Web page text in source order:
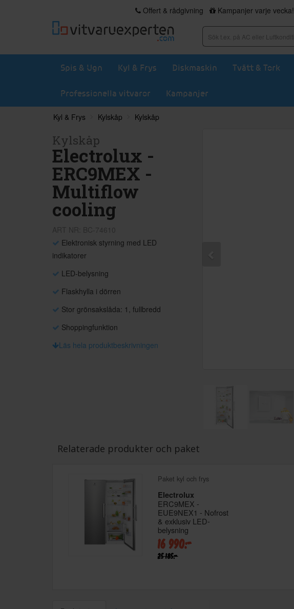
Offert & rådgivning Kampanjer varje vecka!
Spis & Ugn Kyl & Frys Diskmaskin Tvätt & Tork
Professionella vitvaror Kampanjer
Kyl & Frys Kylskåp Kylskåp
Kylskåp
Electrolux -
ERC9MEX -
Multiflow
cooling
Elektronisk styrning med LED
indikatorer
LED-belysning
Flaskhylla i dörren
Stor grönsakslåda: 1, fullbredd
Shoppingfunktion
Läs hela produktbeskrivningen
Relaterade produkter och paket
Paket kyl och frys
Electrolux
ERC9MEX -
EUE9NEX1 - Nofrost
& exklusiv LED-
belysning
16 990:-
25 185:-